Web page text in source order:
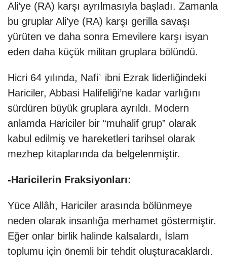
Ali’ye (RA) karşı ayrılmasıyla başladı. Zamanla
bu gruplar Ali’ye (RA) karşı gerilla savaşı
yürüten ve daha sonra Emevilere karşı isyan
eden daha küçük militan gruplara bölündü.
Hicri 64 yılında, Nafiʿ ibni Ezrak liderliğindeki
Hariciler, Abbasi Halifeliği’ne kadar varlığını
sürdüren büyük gruplara ayrıldı. Modern
anlamda Hariciler bir “muhalif grup” olarak
kabul edilmiş ve hareketleri tarihsel olarak
mezhep kitaplarında da belgelenmiştir.
-Haricilerin Fraksiyonları:
Yüce Allâh, Hariciler arasında bölünmeye
neden olarak insanlığa merhamet göstermiştir.
Eğer onlar birlik halinde kalsalardı, İslam
toplumu için önemli bir tehdit oluşturacaklardı.